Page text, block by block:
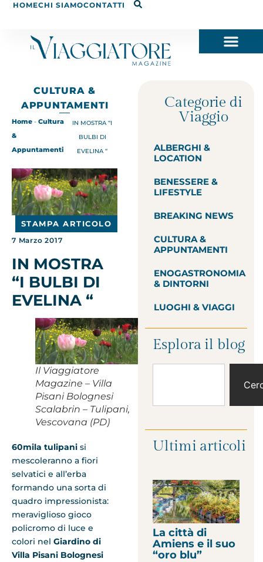
HOMECHI SIAMOCONTATTI
CULTURA &
APPUNTAMENTI
Home - Cultura
&
Appuntamenti
IN MOSTRA “I
BULBI DI
EVELINA “
STAMPA ARTICOLO
7 Marzo 2017
IN MOSTRA
“I BULBI DI
EVELINA “
Il Viaggiatore
Magazine – Villa
Pisani Bolognesi
Scalabrin – Tulipani,
Vescovana (PD)
60mila tulipani si
mescoleranno a fiori
selvatici e all’erba
formando una sorta di
quadro impressionista:
meraviglioso gioco
policromo di luce e
colori nel Giardino di
Villa Pisani Bolognesi
Categorie di
Viaggio
ALBERGHI &
LOCATION
BENESSERE &
LIFESTYLE
BREAKING NEWS
CULTURA &
APPUNTAMENTI
ENOGASTRONOMIA
& DINTORNI
LUOGHI & VIAGGI
Esplora il blog
Ultimi articoli
La città di
Amiens e il suo
“oro blu”